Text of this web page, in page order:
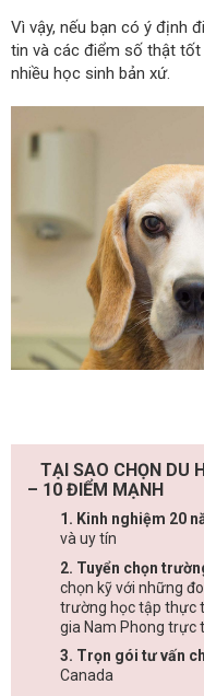
Vì vậy, nếu bạn có ý định
tin và các điểm số thật tốt
nhiều học sinh bản xứ.
TẠI SAO CHỌN DU
– 10 ĐIỂM MẠNH
1. Kinh nghiệm 20
và uy tín
2. Tuyển chọn
chọn kỹ với những
trường học tập thực
gia Nam Phong trực
3. Trọn gói tư vấn
Canada